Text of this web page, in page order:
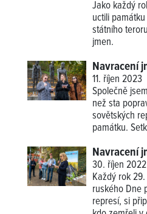
Jako každý
uctili
státního
jmen.
Navracení
11. říjen 2023
Společně
než sta
sovětských
památku.
Navracení
30. říjen 2022
Každý rok
ruského Dne
represí, si